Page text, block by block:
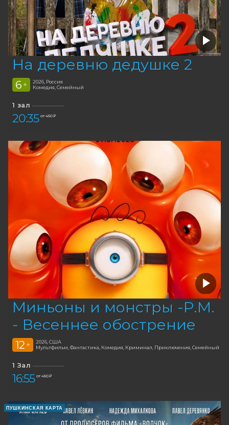
На деревню дедушке 2
6 +
2026, Россия
Комедия, Семейный
1 зал
20:35 от 450 ₽
Миньоны и монстры -Р.М.
- Весеннее обострение
12 +
2026, США
Мультфильм, Фантастика, Комедия, Криминал, Приключения, Семейный
1 Зал
16:55 от 450 ₽
ПУШКИНСКАЯ КАРТА